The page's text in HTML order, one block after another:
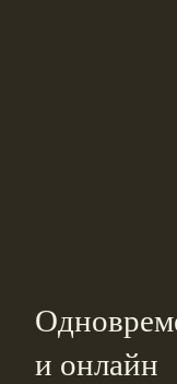
и онлайн